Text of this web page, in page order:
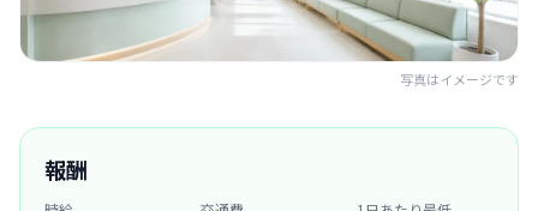
写真はイメージです
報酬